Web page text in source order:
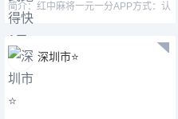
简介：红中麻将一元一分APP方式：认
准微—mj33656—mimi15
深圳市⭐️